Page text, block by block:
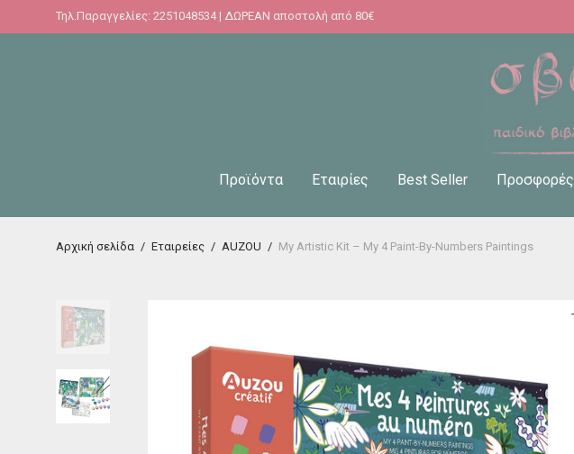
Τηλ.Παραγγελίες: 2251048534 | ΔΩΡΕΑΝ αποστολή από 80€
Προϊόντα Εταιρίες Best Seller Προσφορές
Αρχική σελίδα / Εταιρείες / AUZOU / My Artistic Kit – My 4 Paint-By-Numbers Paintings